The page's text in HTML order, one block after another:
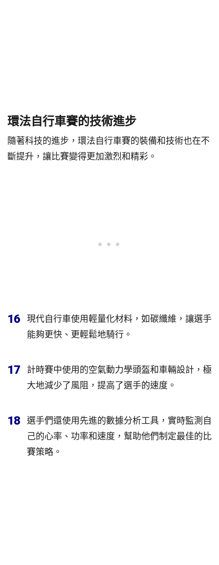
環法自行車賽的技術進步
隨著科技的進步，環法自行車賽的裝備和技術也在不
斷提升，讓比賽變得更加激烈和精彩。
16
現代自行車使用輕量化材料，如碳纖維，讓選手
能夠更快、更輕鬆地騎行。
17
計時賽中使用的空氣動力學頭盔和車輛設計，極
大地減少了風阻，提高了選手的速度。
18
選手們還使用先進的數據分析工具，實時監測自
己的心率、功率和速度，幫助他們制定最佳的比
賽策略。